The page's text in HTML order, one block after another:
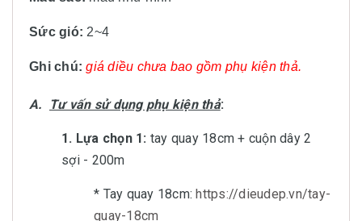
Sức gió: 2~4
Ghi chú: giá diều chưa bao gồm phụ kiện thả.
A. Tư vấn sử dụng phụ kiện thả:
1. Lựa chọn 1: tay quay 18cm + cuộn dây 2
sợi - 200m
* Tay quay 18cm:https://dieudep.vn/tay-
quay-18cm